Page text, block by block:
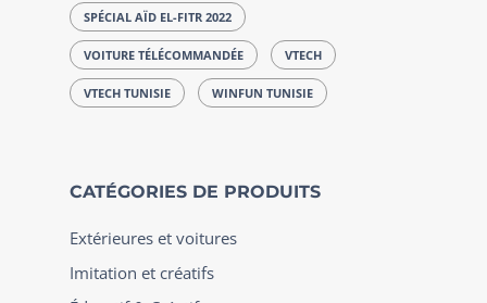
SPÉCIAL AÏD EL-FITR 2022
VOITURE TÉLÉCOMMANDÉE VTECH
VTECH TUNISIE WINFUN TUNISIE
CATÉGORIES DE PRODUITS
Extérieures et voitures
Imitation et créatifs